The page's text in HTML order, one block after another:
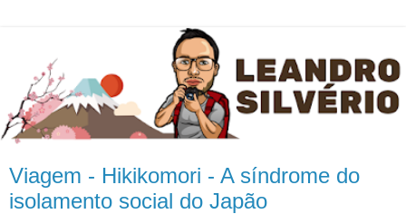
Viagem - Hikikomori - A síndrome do
isolamento social do Japão